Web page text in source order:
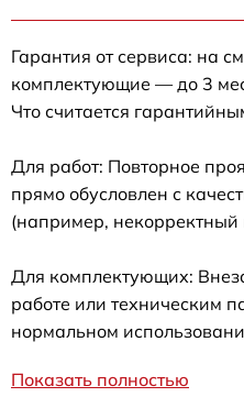
Гарантия от сервиса: на
комплектующие — до 3
Что считается
Для работ: Повторное
прямо обусловлен с
(например, некорректный
Для комплектующих:
работе или техническим
нормальном
Показать полностью